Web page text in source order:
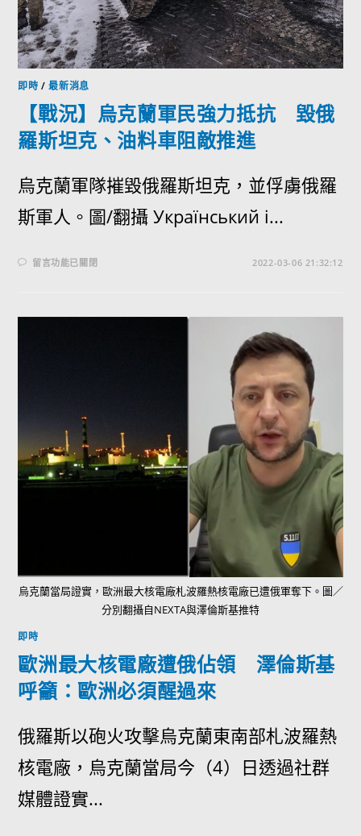
即時 /最新消息
【戰況】烏克蘭軍民強力抵抗 毀俄
羅斯坦克、油料車阻敵推進
烏克蘭軍隊摧毀俄羅斯坦克，並俘虜俄羅
斯軍人。圖/翻攝 Український і...
留言功能已關閉 2022-03-06 21:32:12
烏克蘭當局證實，歐洲最大核電廠札波羅熱核電廠已遭俄軍奪下。圖／
分別翻攝自NEXTA與澤倫斯基推特
即時
歐洲最大核電廠遭俄佔領 澤倫斯基
呼籲：歐洲必須醒過來
俄羅斯以砲火攻擊烏克蘭東南部札波羅熱
核電廠，烏克蘭當局今（4）日透過社群
媒體證實...